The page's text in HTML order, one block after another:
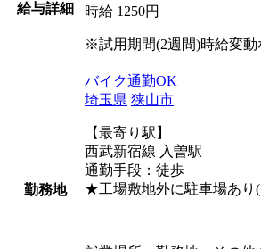
給与詳細 時給 1250円
※試用期間(2週間)時給変動
勤務地
バイク通勤OK
埼玉県 狭山市
【最寄り駅】
西武新宿線 入曽駅
通勤手段：徒歩
★工場敷地外に駐車場あり(